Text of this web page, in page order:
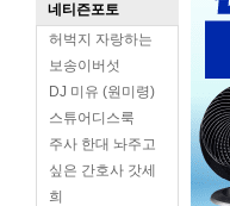
네티즌포토
허벅지 자랑하는
보송이버섯
DJ 미유 (원미령)
스튜어디스룩
주사 한대 놔주고
싶은 간호사 갓세
희